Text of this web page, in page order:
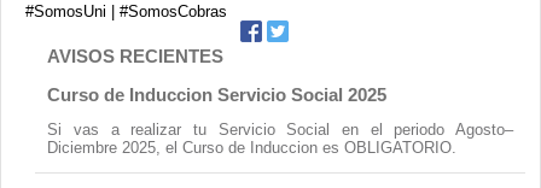
#SomosUni | #SomosCobras
AVISOS RECIENTES
Curso de Induccion Servicio Social 2025
Si vas a realizar tu Servicio Social en el periodo Agosto–
Diciembre 2025, el Curso de Induccion es OBLIGATORIO.